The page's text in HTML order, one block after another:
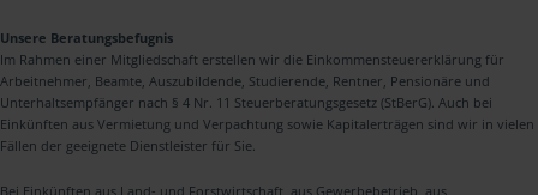
Unsere Beratungsbefugnis
Im Rahmen einer Mitgliedschaft erstellen wir die Einkommensteuererklärung für
Arbeitnehmer, Beamte, Auszubildende, Studierende, Rentner, Pensionäre und
Unterhaltsempfänger nach § 4 Nr. 11 Steuerberatungsgesetz (StBerG). Auch bei
Einkünften aus Vermietung und Verpachtung sowie Kapitalerträgen sind wir in vielen
Fällen der geeignete Dienstleister für Sie.
Bei Einkünften aus Land- und Forstwirtschaft, aus Gewerbebetrieb, aus